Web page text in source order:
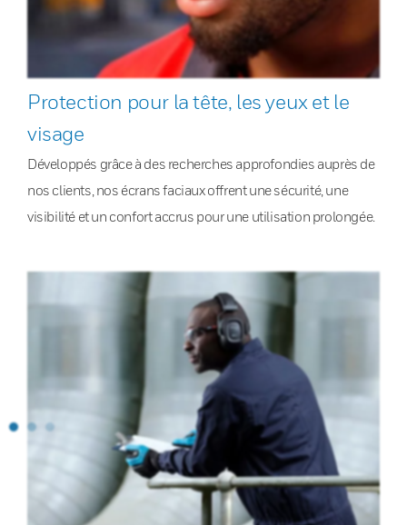
Protection pour la tête, les yeux et le
visage
Développés grâce à des recherches approfondies auprès de
nos clients, nos écrans faciaux offrent une sécurité, une
visibilité et un confort accrus pour une utilisation prolongée.